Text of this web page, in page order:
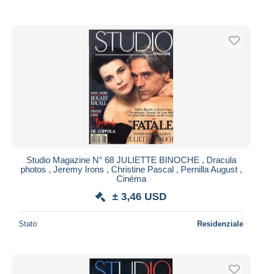
Studio Magazine N° 68 JULIETTE BINOCHE , Dracula
photos , Jeremy Irons , Christine Pascal , Pernilla August ,
Cinéma
± 3,46 USD
Stato Residenziale